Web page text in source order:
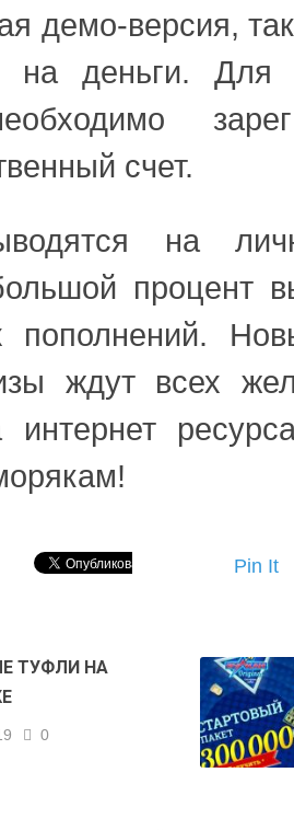
демо-версия,
на деньги. Для
счет.
на
процент
пополнений.
ждут всех
интернет
Pin It
ТУФЛИ НА
0